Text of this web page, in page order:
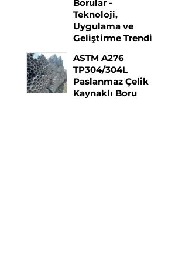
P92
Borular -
Teknoloji,
Uygulama ve
Geliştirme Trendi
ASTM A276
TP304/304L
Paslanmaz Çelik
Kaynaklı Boru